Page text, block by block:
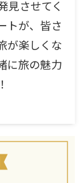
見させてく
トが、皆さ
が楽しくな
に旅の魅力